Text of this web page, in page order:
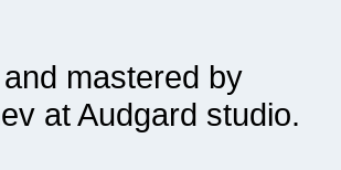
mastered by
at Audgard studio.